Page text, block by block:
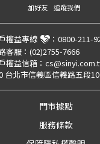
加好友 追蹤我們
權益專線 ： 0800-211-
客服： (02)2755-7666
權益信箱：
台北市信義區信義路五段
門市據點
服務條款